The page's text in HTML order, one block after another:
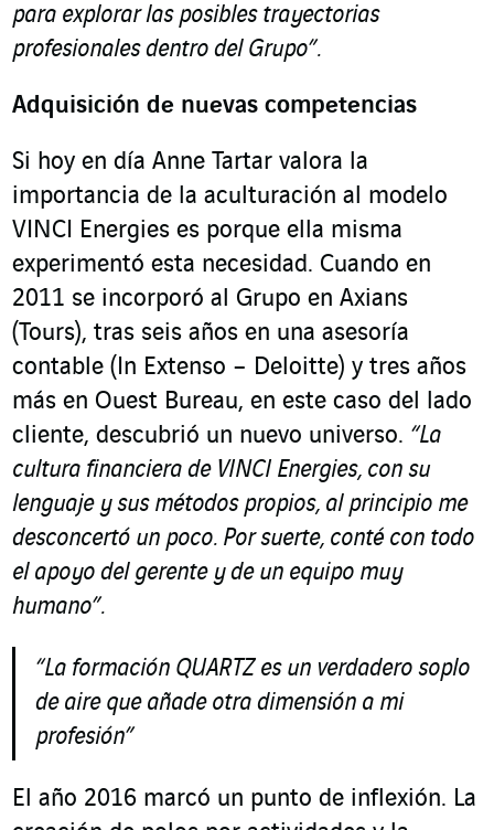
para explorar las posibles trayectorias
profesionales dentro del Grupo”.
Adquisición de nuevas competencias
Si hoy en día Anne Tartar valora la
importancia de la aculturación al modelo
VINCI Energies es porque ella misma
experimentó esta necesidad. Cuando en
2011 se incorporó al Grupo en Axians
(Tours), tras seis años en una asesoría
contable (In Extenso – Deloitte) y tres años
más en Ouest Bureau, en este caso del lado
cliente, descubrió un nuevo universo. “La
cultura financiera de VINCI Energies, con su
lenguaje y sus métodos propios, al principio me
desconcertó un poco. Por suerte, conté con todo
el apoyo del gerente y de un equipo muy
humano”.
“La formación QUARTZ es un verdadero soplo
de aire que añade otra dimensión a mi
profesión”
El año 2016 marcó un punto de inflexión. La